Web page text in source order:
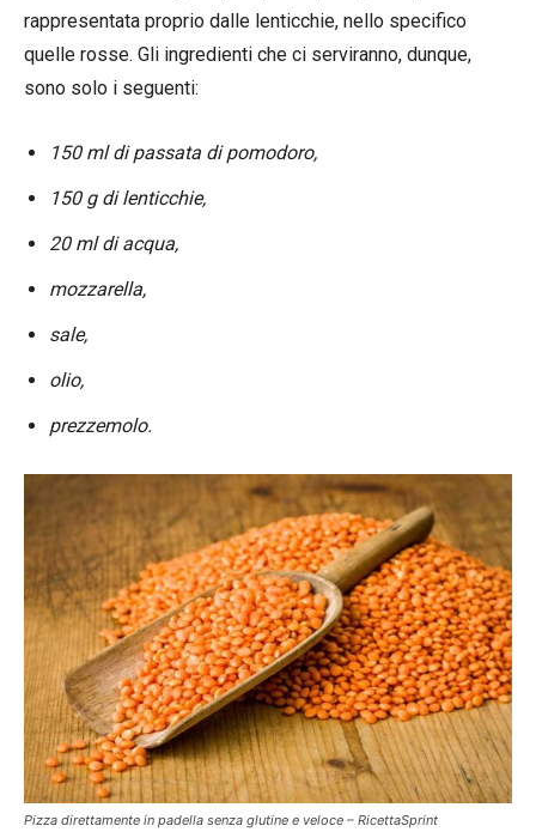
rappresentata proprio dalle lenticchie, nello specifico
quelle rosse. Gli ingredienti che ci serviranno, dunque,
sono solo i seguenti:
150 ml di passata di pomodoro,
150 g di lenticchie,
20 ml di acqua,
mozzarella,
sale,
olio,
prezzemolo.
Pizza direttamente in padella senza glutine e veloce – RicettaSprint